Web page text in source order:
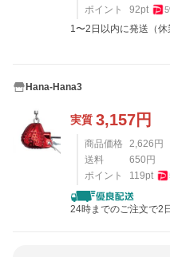
ポイント
92pt 5
1〜2日以内に発送（休
Hana-Hana3
実質 3,157円
商品価格 2,626 円
送料
650 円
ポイント
119pt
24時までのご注文で2